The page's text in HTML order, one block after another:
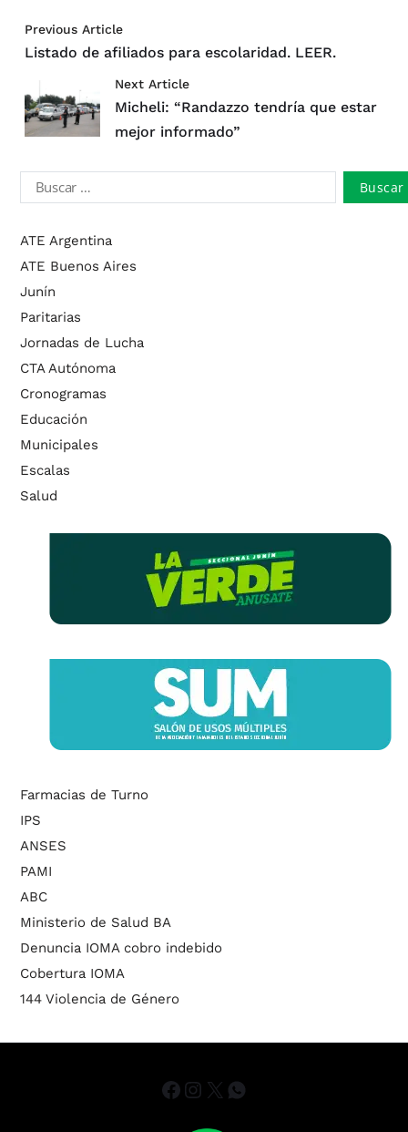
Previous Article
Listado de afiliados para escolaridad. LEER.
Next Article
Micheli: “Randazzo tendría que estar
mejor informado”
ATE Argentina
ATE Buenos Aires
Junín
Paritarias
Jornadas de Lucha
CTA Autónoma
Cronogramas
Educación
Municipales
Escalas
Salud
Farmacias de Turno
IPS
ANSES
PAMI
ABC
Ministerio de Salud BA
Denuncia IOMA cobro indebido
Cobertura IOMA
144 Violencia de Género